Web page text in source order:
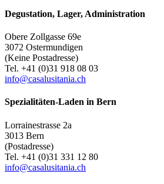
Degustation, Lager, Administration
Obere Zollgasse 69e
3072 Ostermundigen
(Keine Postadresse)
Tel. +41 (0)31 918 08 03
info@casalusitania.ch
Spezialitäten-Laden in Bern
Lorrainestrasse 2a
3013 Bern
(Postadresse)
Tel. +41 (0)31 331 12 80
info@casalusitania.ch